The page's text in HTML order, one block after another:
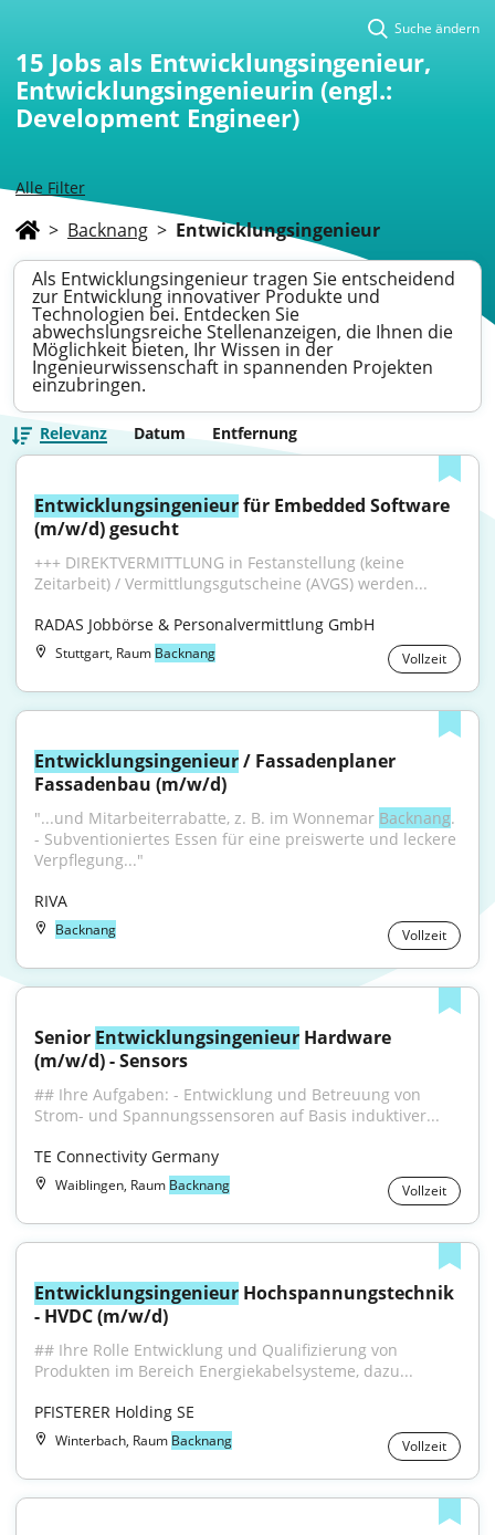
Alle Filter
Suche ändern
15 Jobs als Entwicklungsingenieur,
Entwicklungsingenieurin (engl.:
Development Engineer)
> Backnang > Entwicklungsingenieur
Als Entwicklungsingenieur tragen Sie entscheidend
zur Entwicklung innovativer Produkte und
Technologien bei. Entdecken Sie
abwechslungsreiche Stellenanzeigen, die Ihnen die
Möglichkeit bieten, Ihr Wissen in der
Ingenieurwissenschaft in spannenden Projekten
einzubringen.
Relevanz Datum Entfernung
Entwicklungsingenieur für Embedded Software
(m/w/d) gesucht
+++ DIREKTVERMITTLUNG in Festanstellung (keine
Zeitarbeit) / Vermittlungsgutscheine (AVGS) werden...
RADAS Jobbörse & Personalvermittlung GmbH
Stuttgart, Raum Backnang Vollzeit
Entwicklungsingenieur / Fassadenplaner
Fassadenbau (m/w/d)
"...und Mitarbeiterrabatte, z. B. im Wonnemar Backnang.
- Subventioniertes Essen für eine preiswerte und leckere
Verpflegung..."
RIVA
Backnang Vollzeit
Senior Entwicklungsingenieur Hardware
(m/w/d) - Sensors
## Ihre Aufgaben: - Entwicklung und Betreuung von
Strom- und Spannungssensoren auf Basis induktiver...
TE Connectivity Germany
Waiblingen, Raum Backnang Vollzeit
Entwicklungsingenieur Hochspannungstechnik
- HVDC (m/w/d)
## Ihre Rolle Entwicklung und Qualifizierung von
Produkten im Bereich Energiekabelsysteme, dazu...
PFISTERER Holding SE
Winterbach, Raum Backnang Vollzeit